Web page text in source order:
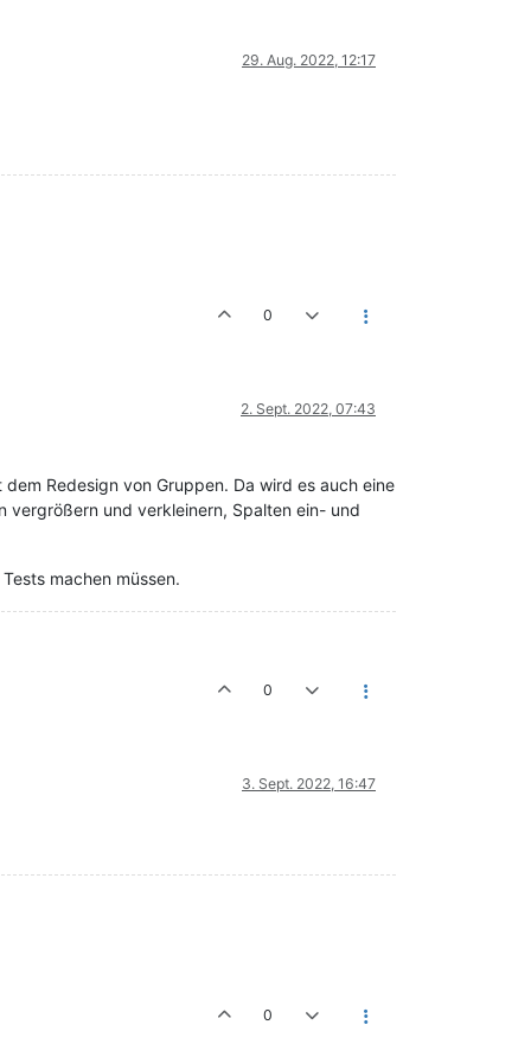
29. Aug. 2022, 12:17
0
2. Sept. 2022, 07:43
Redesign von Gruppen. Da wird es auch eine
vergrößern und verkleinern, Spalten ein- und
machen müssen.
0
3. Sept. 2022, 16:47
0